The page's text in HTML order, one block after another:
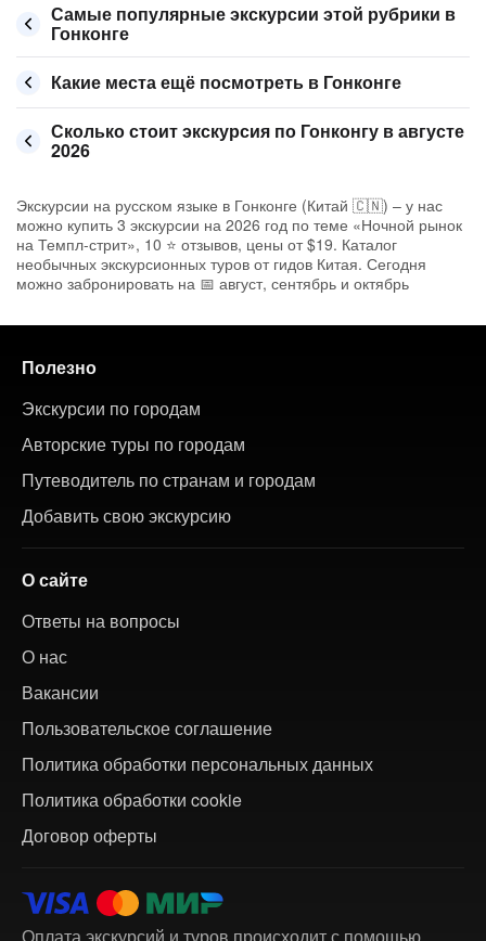
Самые популярные экскурсии этой рубрики в
Гонконге
Какие места ещё посмотреть в Гонконге
Сколько стоит экскурсия по Гонконгу в августе
2026
Экскурсии на русском языке в Гонконге (Китай 🇨🇳) – у нас
можно купить 3 экскурсии на 2026 год по теме «Ночной рынок
на Темпл-стрит», 10 ⭐ отзывов, цены от $19. Каталог
необычных экскурсионных туров от гидов Китая. Сегодня
можно забронировать на 📅 август, сентябрь и октябрь
Полезно
Экскурсии по городам
Авторские туры по городам
Путеводитель по странам и городам
Добавить свою экскурсию
О сайте
Ответы на вопросы
О нас
Вакансии
Пользовательское соглашение
Политика обработки персональных данных
Политика обработки cookie
Договор оферты